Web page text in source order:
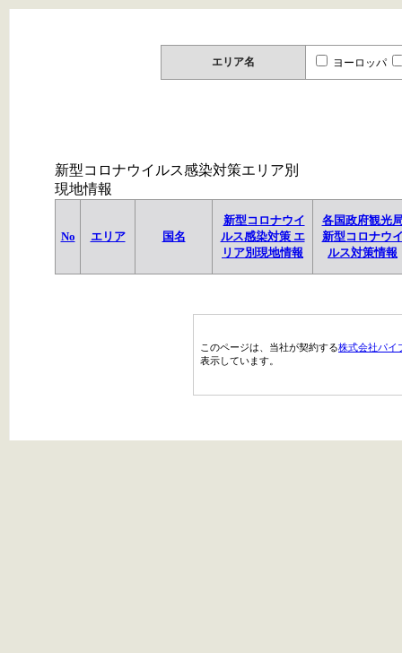
エリア名 ヨーロッパ
新型コロナウイルス感染対策エリア別
現地情報
No エリア 国名
新型コロナウイ
ルス感染対策 エ
リア別現地情報
各国政府観光
新型コロナウ
ルス対策情報
このページは、当社が契約する株式会社パイ
表示しています。